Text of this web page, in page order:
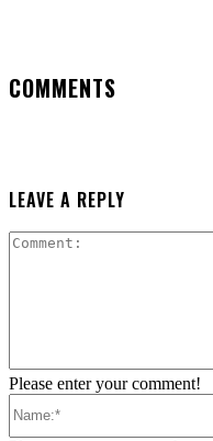
COMMENTS
LEAVE A REPLY
Please enter your comment!